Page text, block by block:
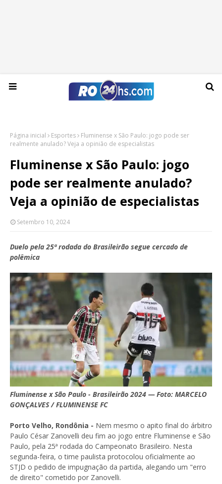
Domingo, 09 de agosto de 2026
Página inicial Esportes
Fluminense x São Paulo: jogo pode ser
realmente anulado? Veja a opinião de especialistas
Fluminense x São Paulo: jogo
pode ser realmente anulado?
Veja a opinião de especialistas
Setembro 10, 2024
Duelo pela 25ª rodada do Brasileirão segue cercado de
polêmica
Fluminense x São Paulo - Brasileirão 2024 — Foto: MARCELO
GONÇALVES / FLUMINENSE FC
Porto Velho, Rondônia - Nem mesmo o apito final do árbitro
Paulo César Zanovelli deu fim ao jogo entre Fluminense e São
Paulo, pela 25ª rodada do Campeonato Brasileiro. Nesta
segunda-feira, o time paulista protocolou oficialmente ao
STJD o pedido de impugnação da partida, alegando um "erro
de direito" cometido por Zanovelli.